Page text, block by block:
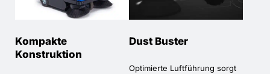
Kompakte
Konstruktion
Dust Buster
Optimierte Luftführung sorgt